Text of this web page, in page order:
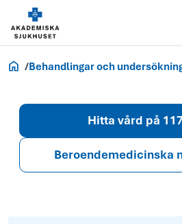
Akademiska.se
Behandlingar och
Hitta vård på
Beroendemedicinska